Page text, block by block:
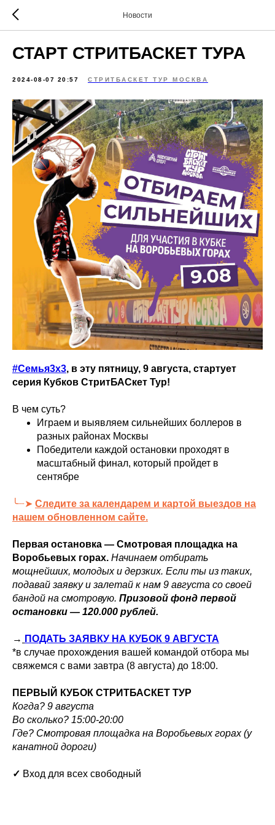
Новости
СТАРТ СТРИТБАСКЕТ ТУРА
2024-08-07 20:57 СТРИТБАСКЕТ ТУР МОСКВА
#Семья3х3, в эту пятницу, 9 августа, стартует
серия Кубков СтритБАСкет Тур!
В чем суть?
Играем и выявляем сильнейших боллеров в
разных районах Москвы
Победители каждой остановки проходят в
масштабный финал, который пройдет в
сентябре
╰┈➤ Следите за календарем и картой выездов на
нашем обновленном сайте.
Первая остановка — Смотровая площадка на
Воробьевых горах. Начинаем отбирать
мощнейших, молодых и дерзких. Если ты из таких,
подавай заявку и залетай к нам 9 августа со своей
бандой на смотровую. Призовой фонд первой
остановки — 120.000 рублей.
→ ПОДАТЬ ЗАЯВКУ НА КУБОК 9 АВГУСТА
*в случае прохождения вашей командой отбора мы
свяжемся с вами завтра (8 августа) до 18:00.
ПЕРВЫЙ КУБОК СТРИТБАСКЕТ ТУР
Когда? 9 августа
Во сколько? 15:00-20:00
Где? Смотровая площадка на Воробьевых горах (у
канатной дороги)
✓ Вход для всех свободный